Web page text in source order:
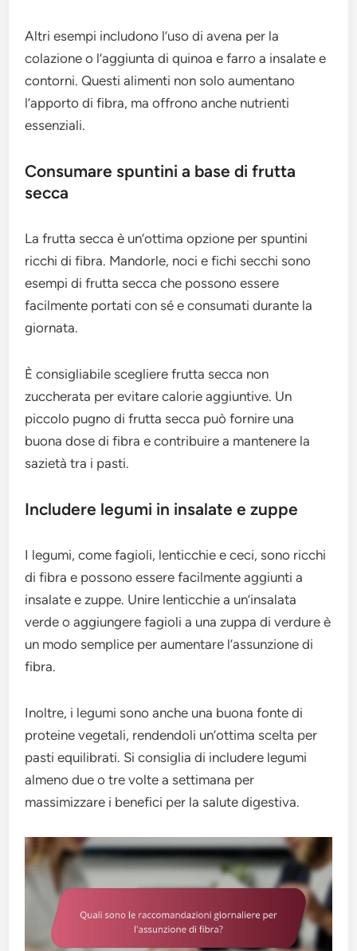
Altri esempi includono l’uso di avena per la
colazione o l’aggiunta di quinoa e farro a insalate e
contorni. Questi alimenti non solo aumentano
l’apporto di fibra, ma offrono anche nutrienti
essenziali.
Consumare spuntini a base di frutta
secca
La frutta secca è un’ottima opzione per spuntini
ricchi di fibra. Mandorle, noci e fichi secchi sono
esempi di frutta secca che possono essere
facilmente portati con sé e consumati durante la
giornata.
È consigliabile scegliere frutta secca non
zuccherata per evitare calorie aggiuntive. Un
piccolo pugno di frutta secca può fornire una
buona dose di fibra e contribuire a mantenere la
sazietà tra i pasti.
Includere legumi in insalate e zuppe
I legumi, come fagioli, lenticchie e ceci, sono ricchi
di fibra e possono essere facilmente aggiunti a
insalate e zuppe. Unire lenticchie a un’insalata
verde o aggiungere fagioli a una zuppa di verdure è
un modo semplice per aumentare l’assunzione di
fibra.
Inoltre, i legumi sono anche una buona fonte di
proteine vegetali, rendendoli un’ottima scelta per
pasti equilibrati. Si consiglia di includere legumi
almeno due o tre volte a settimana per
massimizzare i benefici per la salute digestiva.